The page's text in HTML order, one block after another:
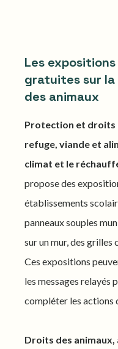
Les
gratuites sur
des animaux
Protection et droits
refuge, viande et
climat et le
propose des
établissements
panneaux souples
sur un mur, des grilles
Ces expositions
les messages relayés
compléter les actions
Droits des